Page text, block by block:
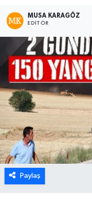
MUSA KARAGÖZ
EDITÖR
Paylaş